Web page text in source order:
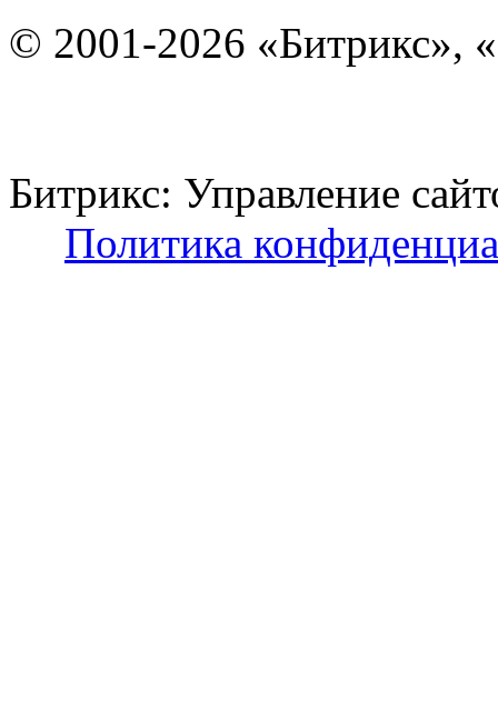
© 2001-2026 «Битрикс»,
Битрикс: Управление
Политика